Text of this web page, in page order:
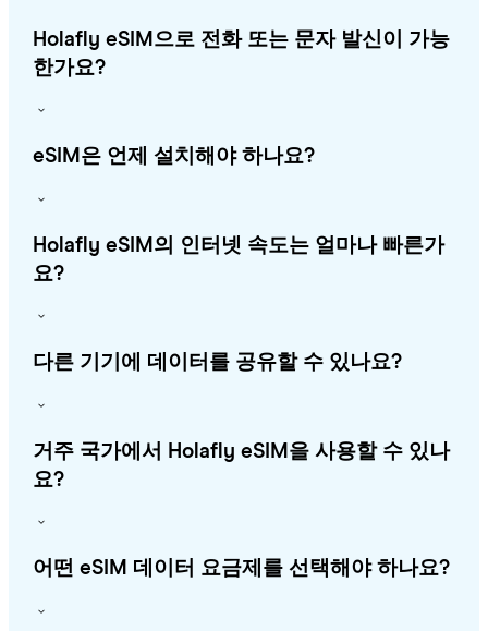
Holafly eSIM으로 전화 또는 문자 발신이 가능
한가요?
eSIM은 언제 설치해야 하나요?
Holafly eSIM의 인터넷 속도는 얼마나 빠른가
요?
다른 기기에 데이터를 공유할 수 있나요?
거주 국가에서 Holafly eSIM을 사용할 수 있나
요?
어떤 eSIM 데이터 요금제를 선택해야 하나요?